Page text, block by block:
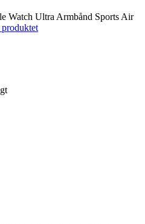
Watch Ultra Armbånd Sports Air